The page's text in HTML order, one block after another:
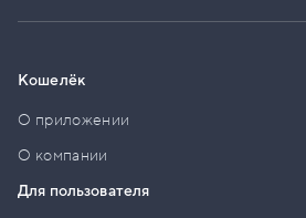
Кошелёк
О приложении
О компании
Для пользователя